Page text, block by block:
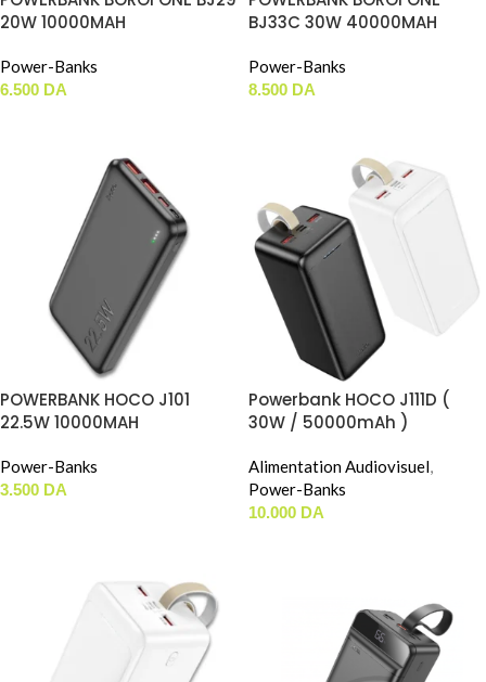
20W 10000MAH
Power-Banks
6.500 DA
BJ33C 30W 40000MAH
Power-Banks
8.500 DA
POWERBANK HOCO J101
22.5W 10000MAH
Power-Banks
3.500 DA
Powerbank HOCO J111D (
30W / 50000mAh )
Alimentation Audiovisuel,
Power-Banks
10.000 DA